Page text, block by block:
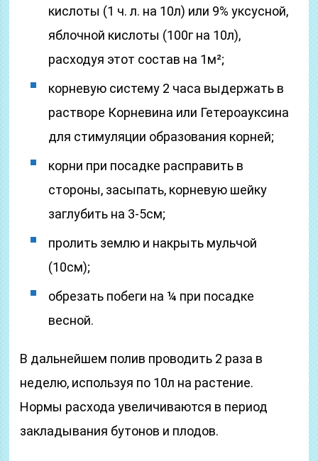
кислоты (1 ч. л. на 10л) или 9% уксусной,
яблочной кислоты (100г на 10л),
расходуя этот состав на 1м²;
корневую систему 2 часа выдержать в
растворе Корневина или Гетероауксина
для стимуляции образования корней;
корни при посадке расправить в
стороны, засыпать, корневую шейку
заглубить на 3-5см;
пролить землю и накрыть мульчой
(10см);
обрезать побеги на ¼ при посадке
весной.
В дальнейшем полив проводить 2 раза в
неделю, используя по 10л на растение.
Нормы расхода увеличиваются в период
закладывания бутонов и плодов.